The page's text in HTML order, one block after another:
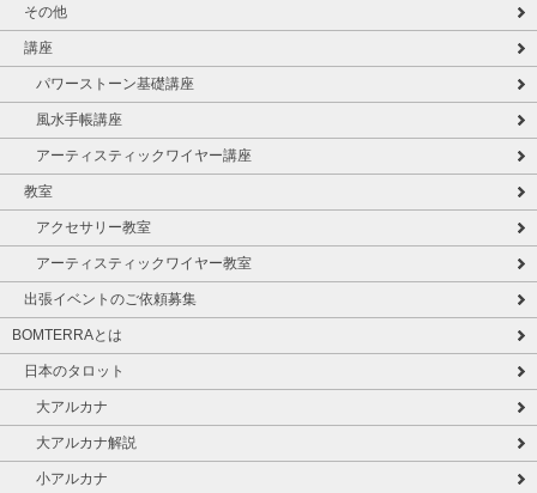
その他
講座
パワーストーン基礎講座
風水手帳講座
アーティスティックワイヤー講座
教室
アクセサリー教室
アーティスティックワイヤー教室
出張イベントのご依頼募集
BOMTERRAとは
日本のタロット
大アルカナ
大アルカナ解説
小アルカナ